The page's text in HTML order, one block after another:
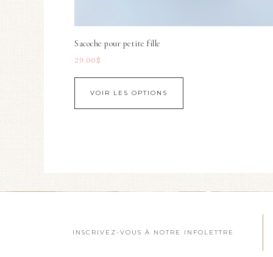
Sacoche pour petite fille
29.00 $
VOIR LES OPTIONS
INSCRIVEZ-VOUS À NOTRE INFOLETTRE